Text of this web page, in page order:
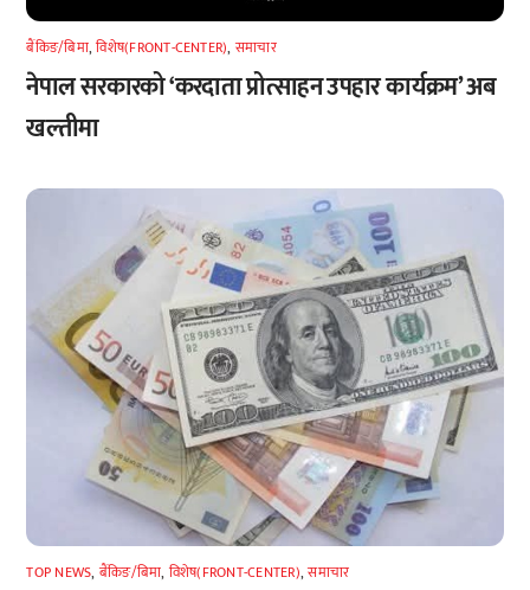
बैंकिङ/बिमा,विशेष(FRONT-CENTER), समाचार
नेपाल सरकारको ‘करदाता प्रोत्साहन उपहार कार्यक्रम’ अब
खल्तीमा
TOP NEWS, बैंकिङ/बिमा, विशेष(FRONT-CENTER),समाचार